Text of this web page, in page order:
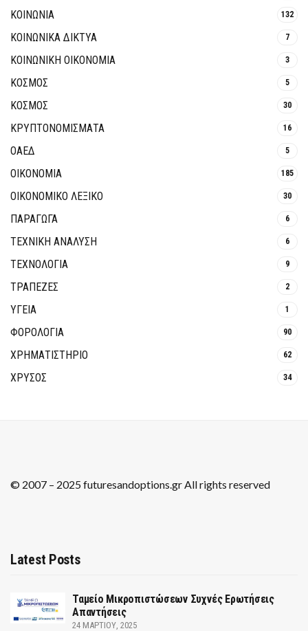
ΚΟΙΝΩΝΙΑ 132
ΚΟΙΝΩΝΙΚΆ ΔΊΚΤΥΑ 7
ΚΟΙΝΩΝΙΚΉ ΟΙΚΟΝΟΜΊΑ 3
ΚΟΣΜΟΣ 5
ΚΟΣΜΟΣ 30
ΚΡΥΠΤΟΝΟΜΊΣΜΑΤΑ 16
ΟΑΕΔ 5
ΟΙΚΟΝΟΜΙΑ 185
ΟΙΚΟΝΟΜΙΚΟ ΛΕΞΙΚΟ 30
ΠΑΡΑΓΩΓΑ 6
ΤΕΧΝΙΚΗ ΑΝΑΛΥΣΗ 6
ΤΕΧΝΟΛΟΓΙΑ 9
ΤΡΆΠΕΖΕΣ 2
ΥΓΕΙΑ 1
ΦΟΡΟΛΟΓΙΑ 90
ΧΡΗΜΑΤΙΣΤΗΡΙΟ 62
ΧΡΥΣΟΣ 34
© 2007 – 2025 futuresandoptions.gr All rights reserved
Latest Posts
Ταμείο Μικροπιστώσεων Συχνές Ερωτήσεις
Απαντήσεις
24 ΜΑΡΤΊΟΥ, 2025